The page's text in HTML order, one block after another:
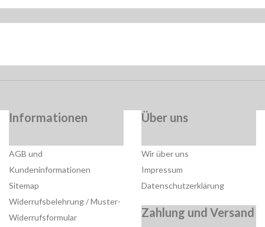
Informationen
AGB und
Kundeninformationen
Sitemap
Widerrufsbelehrung / Muster-
Widerrufsformular
Über uns
Wir über uns
Impressum
Datenschutzerklärung
Zahlung und Versand